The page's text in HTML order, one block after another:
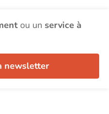
ou un service à
newsletter